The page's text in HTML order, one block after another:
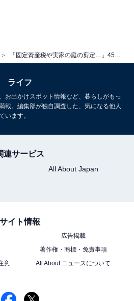
支え合っていることを実感でき
に寄り添いながら、家族で助け
いのではないでしょうか。
異なることがございます
、内容の正確性を保証するもの
暮らしの1カ月あたりの平均生
ライフ
お出かけスポット情報など、暮らしがもっ
載。編集部が独自調査した、気になる他人
います。
連サービス
All About Japan
サイト情報
広告掲載
著作権・商標・免責事項
意
All About ニュースについて